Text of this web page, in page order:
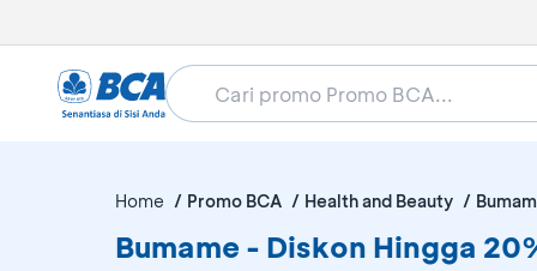
Home Promo BCA Health and Beauty
Bumame - Diskon Hingga